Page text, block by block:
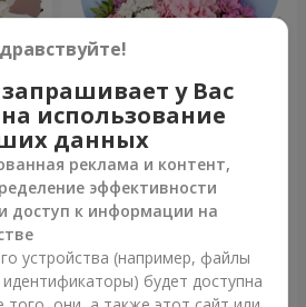
Романтический букет
"Небеса"
Заказать
у Вас
использование
данных
реклама и контент,
эффективности
доступ к информации на
устройства (например, файлы
будет доступна